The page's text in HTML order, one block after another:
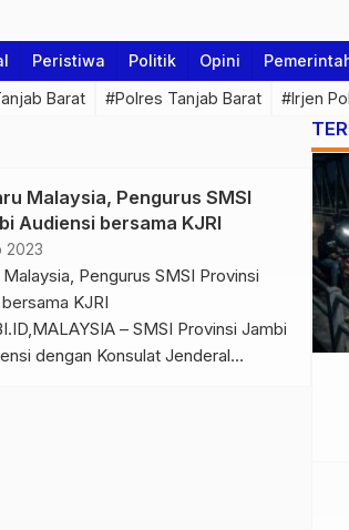
Peristiwa Politik Opini
Barat #Polres Tanjab Barat #Irjen
Malaysia, Pengurus SMSI
Audiensi bersama KJRI
2023
Pengurus SMSI Provinsi
KJRI
– SMSI Provinsi Jambi
dengan Konsulat Jenderal